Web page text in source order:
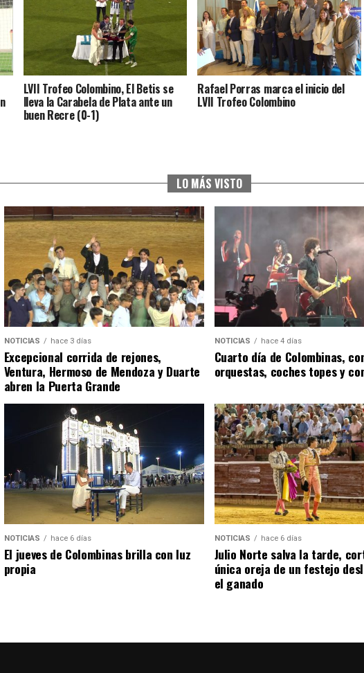
LVII Trofeo Colombino, El Betis se
lleva la Carabela de Plata ante un
buen Recre (0-1)
Rafael Porras marca el inicio del
LVII Trofeo Colombino
LO MÁS VISTO
NOTICIAS hace 3 días
Excepcional corrida de rejones,
Ventura, Hermoso de Mendoza y Duarte
abren la Puerta Grande
NOTICIAS hace 4 días
Cuarto día de Colombinas,
orquestas, coches topes y
NOTICIAS hace 6 días
El jueves de Colombinas brilla con luz
propia
NOTICIAS hace 6 días
Julio Norte salva la tarde,
única oreja de un festejo
el ganado